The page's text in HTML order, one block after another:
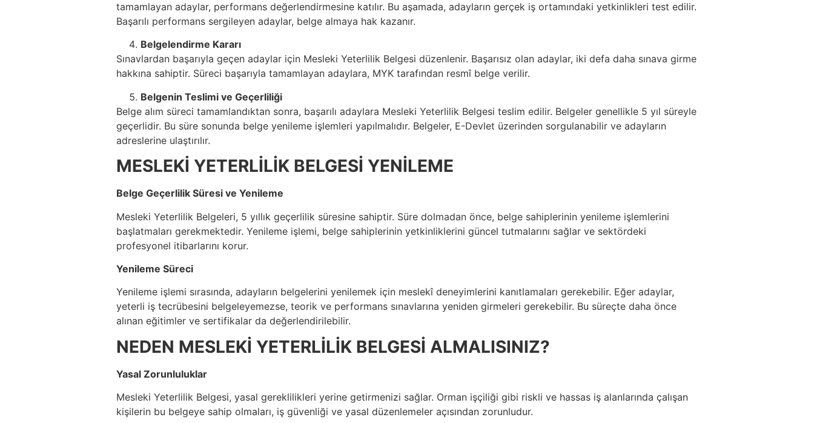
tamamlayan adaylar, performans değerlendirmesine katılır. Bu aşamada, adayların gerçek iş ortamındaki yetkinlikleri test edilir.
Başarılı performans sergileyen adaylar, belge almaya hak kazanır.
Belgelendirme Kararı
Sınavlardan başarıyla geçen adaylar için Mesleki Yeterlilik Belgesi düzenlenir. Başarısız olan adaylar, iki defa daha sınava girme
hakkına sahiptir. Süreci başarıyla tamamlayan adaylara, MYK tarafından resmî belge verilir.
Belgenin Teslimi ve Geçerliliği
Belge alım süreci tamamlandıktan sonra, başarılı adaylara Mesleki Yeterlilik Belgesi teslim edilir. Belgeler genellikle 5 yıl süreyle
geçerlidir. Bu süre sonunda belge yenileme işlemleri yapılmalıdır. Belgeler, E-Devlet üzerinden sorgulanabilir ve adayların
adreslerine ulaştırılır.
MESLEKİ YETERLİLİK BELGESİ YENİLEME
Belge Geçerlilik Süresi ve Yenileme
Mesleki Yeterlilik Belgeleri, 5 yıllık geçerlilik süresine sahiptir. Süre dolmadan önce, belge sahiplerinin yenileme işlemlerini
başlatmaları gerekmektedir. Yenileme işlemi, belge sahiplerinin yetkinliklerini güncel tutmalarını sağlar ve sektördeki
profesyonel itibarlarını korur.
Yenileme Süreci
Yenileme işlemi sırasında, adayların belgelerini yenilemek için meslekî deneyimlerini kanıtlamaları gerekebilir. Eğer adaylar,
yeterli iş tecrübesini belgeleyemezse, teorik ve performans sınavlarına yeniden girmeleri gerekebilir. Bu süreçte daha önce
alınan eğitimler ve sertifikalar da değerlendirilebilir.
NEDEN MESLEKİ YETERLİLİK BELGESİ ALMALISINIZ?
Yasal Zorunluluklar
Mesleki Yeterlilik Belgesi, yasal gereklilikleri yerine getirmenizi sağlar. Orman işçiliği gibi riskli ve hassas iş alanlarında çalışan
kişilerin bu belgeye sahip olmaları, iş güvenliği ve yasal düzenlemeler açısından zorunludur.